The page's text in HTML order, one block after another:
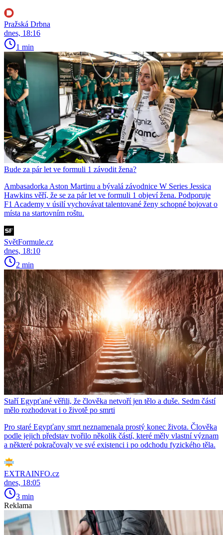
Pražská Drbna
dnes, 18:16
1 min
Bude za pár let ve formuli 1 závodit žena?
Ambasadorka Aston Martinu a bývalá závodnice W Series Jessica
Hawkins věří, že se za pár let ve formuli 1 objeví žena. Podporuje
F1 Academy v úsilí vychovávat talentované ženy schopné bojovat o
místa na startovním roštu.
SvětFormule.cz
dnes, 18:10
2 min
Staří Egypťané věřili, že člověka netvoří jen tělo a duše. Sedm částí
mělo rozhodovat i o životě po smrti
Pro staré Egypťany smrt neznamenala prostý konec života. Člověka
podle jejich představ tvořilo několik částí, které měly vlastní význam
a některé pokračovaly ve své existenci i po odchodu fyzického těla.
EXTRAINFO.cz
dnes, 18:05
3 min
Reklama